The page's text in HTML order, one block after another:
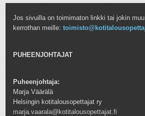
Jos sivuilla on toimimaton linkki tai jokin muu
kerrothan meille:
PUHEENJOHTAJAT
Puheenjohtaja:
Marja Väärälä
Helsingin kotitalousopettajat ry
marja.vaarala@kotitalousopettajat.fi